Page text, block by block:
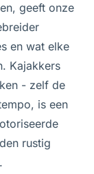
geeft onze
en wat elke
Kajakkers
- zelf de
is een
rustig